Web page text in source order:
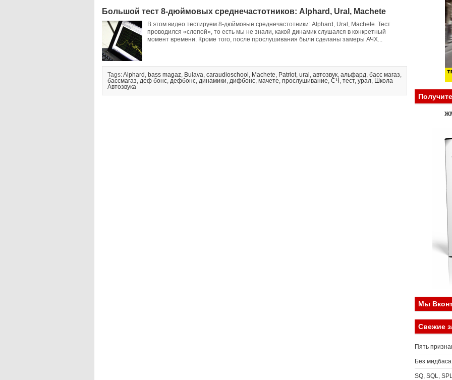
Большой тест 8-дюймовых среднечастотников: Alphard, Ural, Machete
В этом видео тестируем 8-дюймовые среднечастотники: Alphard, Ural, Machete. Тест
проводился «слепой», то есть мы не знали, какой динамик слушался в конкретный
момент времени. Кроме того, после прослушивания были сделаны замеры АЧХ...
Tags:Alphard , bass magaz, Bulava, caraudioschool , Machete, Patriot, ural , автозвук, альфард, басс магаз,
бассмагаз, деф бонс, дефбонс, динамики, дифбонс, мачете, прослушивание, СЧ , тест, урал, Школа
Автозвука
Мы
Свежие
Пять
Без
SQ, SQL,